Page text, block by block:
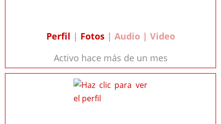
Perfil | Fotos| Audio | Video
Activo hace más de un mes